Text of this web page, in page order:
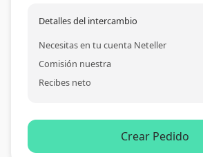
Detalles del intercambio
Necesitas en tu cuenta Neteller
Comisión nuestra
Recibes neto
Crear Pedido